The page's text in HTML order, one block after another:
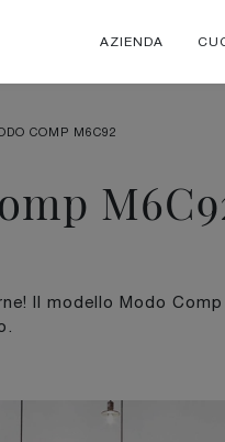
AZIENDA
COMP M6C92
Il modello Modo